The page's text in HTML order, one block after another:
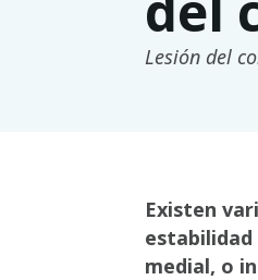
Lesión del
Existen
medial, o